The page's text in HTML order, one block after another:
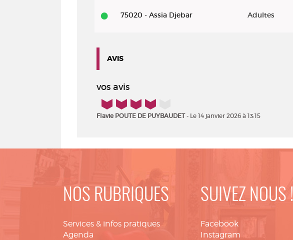
75020 - Assia Djebar Adultes
AVIS
vos avis
4/5
Flavie POUTE DE PUYBAUDET- Le 14 janvier 2026 à 13:15
NOS RUBRIQUES
Services & infos pratiques
Agenda
SUIVEZ NOUS !
Facebook
Instagram